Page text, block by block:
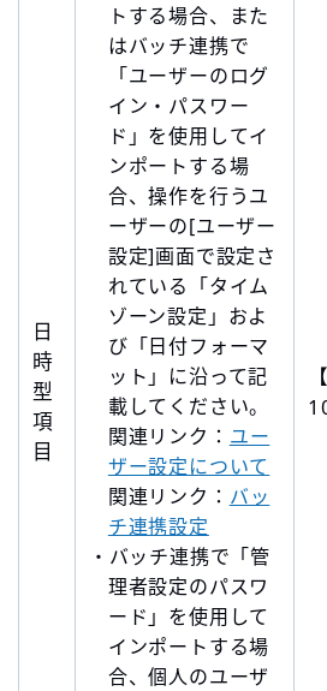
日
時
型
項
目
トする場合、また
はバッチ連携で
「ユーザーのログ
イン・パスワー
ド」を使用してイ
ンポートする場
合、操作を行うユ
ーザーの[ユーザー
設定]画面で設定さ
れている「タイム
ゾーン設定」およ
び「日付フォーマ
ット」に沿って記
載してください。
関連リンク： ユー
ザー設定について
関連リンク： バッ
チ連携設定
・バッチ連携で「管
理者設定のパスワ
ード」を使用して
インポートする場
合、個人のユーザ